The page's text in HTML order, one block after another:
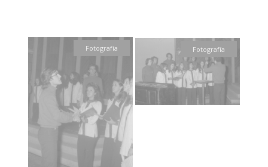
Fotografía Fotografía